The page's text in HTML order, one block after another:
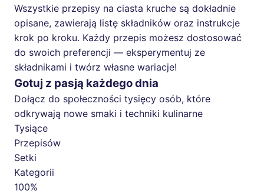
Wszystkie przepisy na ciasta kruche są dokładnie
opisane, zawierają listę składników oraz instrukcje
krok po kroku. Każdy przepis możesz dostosować
do swoich preferencji — eksperymentuj ze
składnikami i twórz własne wariacje!
Gotuj z pasją każdego dnia
Dołącz do społeczności tysięcy osób, które
odkrywają nowe smaki i techniki kulinarne
Tysiące
Przepisów
Setki
Kategorii
100%